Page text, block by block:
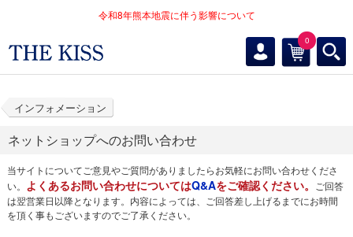
令和8年熊本地震に伴う影響について
0
インフォメーション
ネットショップへのお問い合わせ
当サイトについてご意見やご質問がありましたらお気軽にお問い合わせくださ
い。 よくあるお問い合わせについてはQ&Aをご確認ください。
ご回答
は翌営業日以降となります。内容によっては、ご回答差し上げるまでにお時間
を頂く事もございますのでご了承ください。